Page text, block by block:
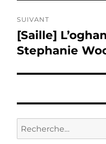
SUIVANT
Publication
suivante :
[Saille]
Stephanie
Recherche
pour :